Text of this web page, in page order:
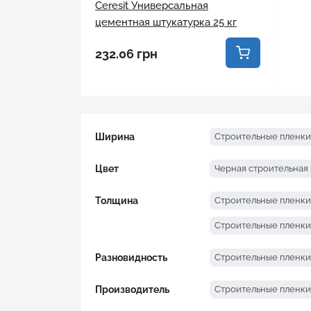
Отвертка
Пилы и ножовки
Строительное правило
Строительный миксер
Ceresit Универсальная
цементная штукатурка 25 кг
232.06 грн
Ширина Строительные
Цвет Черная строительная
Толщина Строительные
Строительные
Разновидность Строительные
Производитель Строительные